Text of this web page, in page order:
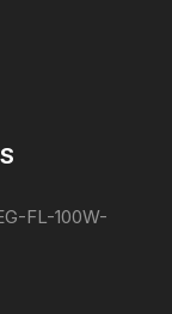
FL-100W-